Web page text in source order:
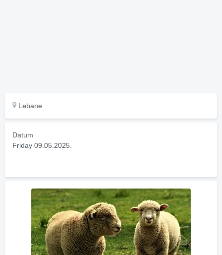
Lebane
Datum
Friday 09.05.2025.